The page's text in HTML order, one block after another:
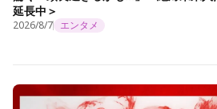
延長中＞
2026/8/7 エンタメ